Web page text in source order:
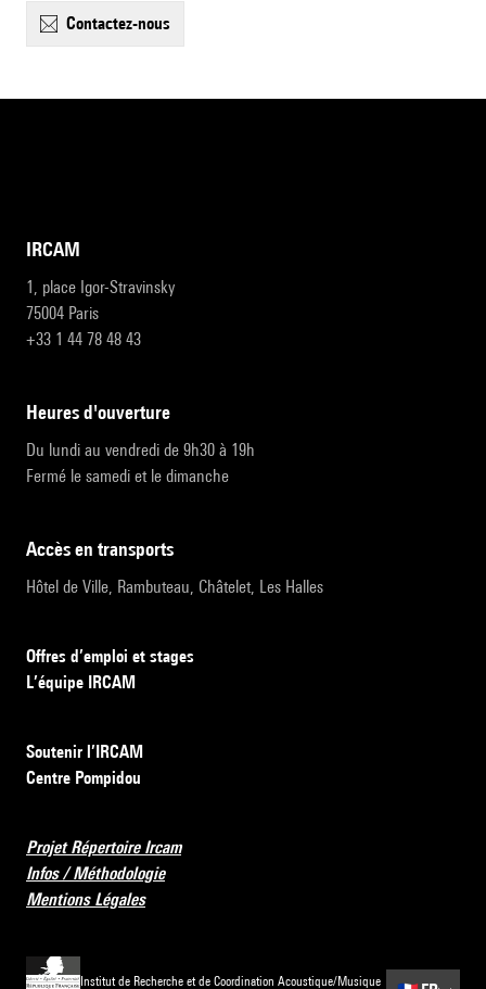
contactez-nous
IRCAM
1, place Igor-Stravinsky
75004 Paris
+33 1 44 78 48 43
heures d'ouverture
Du lundi au vendredi de 9h30 à 19h
Fermé le samedi et le dimanche
accès en transports
Hôtel de Ville, Rambuteau, Châtelet, Les Halles
Offres d’emploi et stages
L’équipe IRCAM
Soutenir l’IRCAM
Centre Pompidou
Projet Répertoire Ircam
Infos / Méthodologie
Mentions Légales
Institut de Recherche et de Coordination Acoustique/Musique